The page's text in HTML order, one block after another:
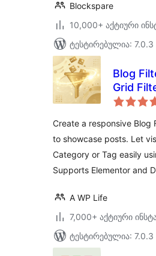
Blockspare
10,000+ აქტიური
ტესტირებულია: 7.0.3
Blog
Grid
Create a responsive Blog
to showcase posts. Let
Category or Tag easily
Supports Elementor and
A WP Life
7,000+ აქტიური
ტესტირებულია: 7.0.3